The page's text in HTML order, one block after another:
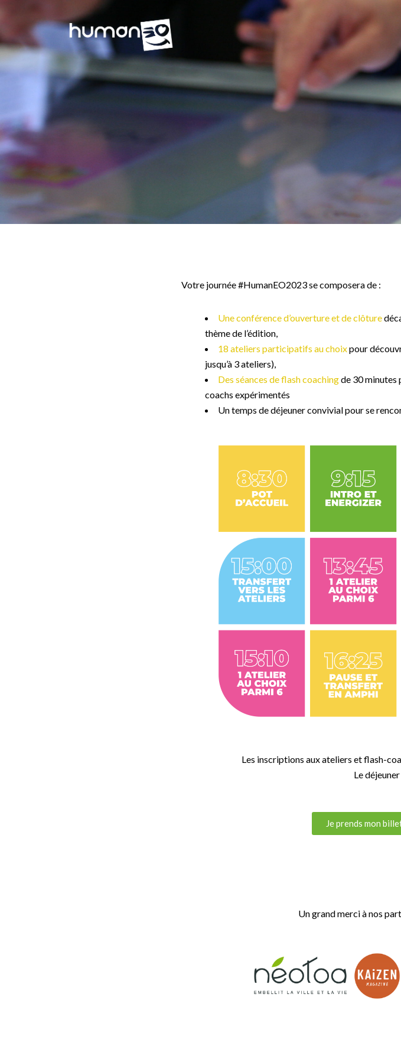
Votre journée #HumanEO2023 se composera de :
Une conférence d’ouverture et de clôture
thème de l’édition,
18 ateliers participatifs au choixpour
jusqu’à 3 ateliers),
Des séances de flash coachingde 30 minutes
coachs expérimentés
Un temps de déjeuner convivial pour se
Les inscriptions aux ateliers et flash-
Le
Je prends mon
Un grand merci à nos